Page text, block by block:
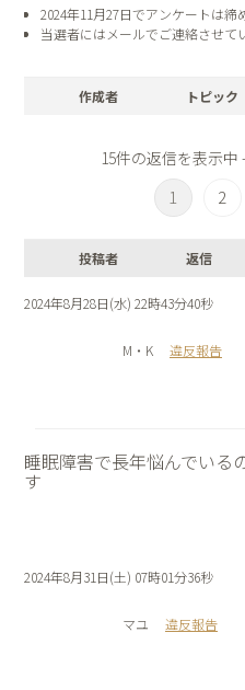
2024年11月27日でアンケートは締
当選者にはメールでご連絡させて
作成者 トピック
15件の返信を表示中
1 2
投稿者 返信
2024年8月28日(水) 22時43分40秒
M・K 違反報告
睡眠障害で長年悩んでいる
す
2024年8月31日(土) 07時01分36秒
マユ 違反報告